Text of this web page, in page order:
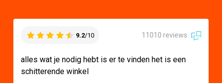
9.2/10 11010 reviews
alles wat je nodig hebt is er te vinden het is een
schitterende winkel